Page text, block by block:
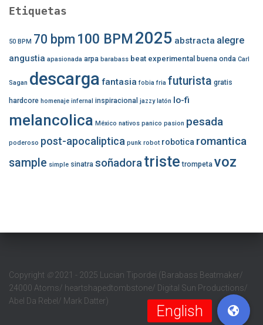
Etiquetas
50 BPM 70 bpm 100 BPM 2025 abstracta alegre
angustia apasionada arpa barabass beat experimental buena onda Carl
Sagan descarga fantasia fobia fria futurista gratis
hardcore homenaje infernal inspiracional jazzy latón lo-fi
melancolica México nativos panico pasion pesada
poderoso post-apocaliptica punk robot robotica romantica
sample simple sinatra soñadoratriste trompeta voz
Copyright ©2021 - 2025 Lucian Tipordei (Barabass Beatmaker/
24000 Atoms/ heartshapedtombstone/ Digital Sun Productions/
Abel Da Rebel/ Mark Datter)